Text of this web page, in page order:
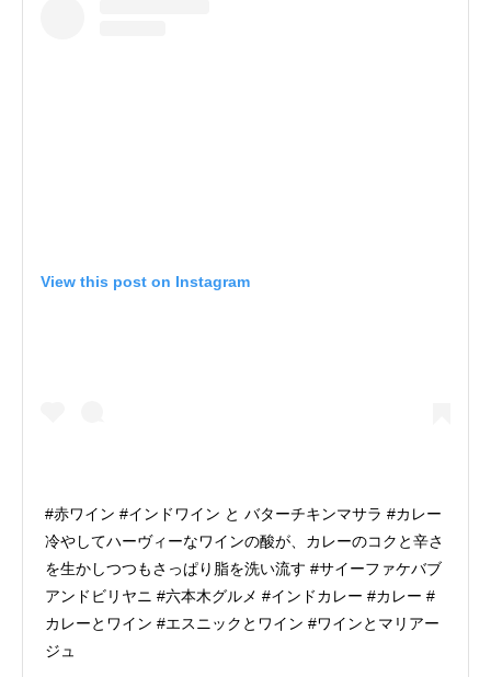
View this post on Instagram
#赤ワイン #インドワイン と バターチキンマサラ #カレー
冷やしてハーヴィーなワインの酸が、カレーのコクと辛さ
を生かしつつもさっぱり脂を洗い流す #サイーファケバブ
アンドビリヤニ #六本木グルメ #インドカレー #カレー #
カレーとワイン #エスニックとワイン #ワインとマリアー
ジュ